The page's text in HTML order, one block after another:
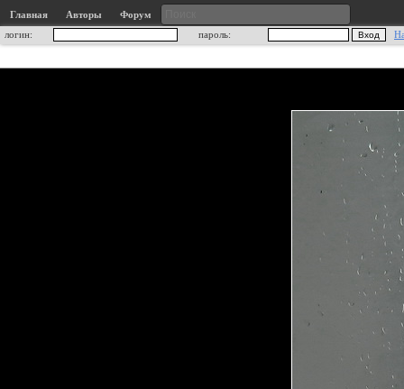
Главная Авторы
Форум
логин:
пароль: